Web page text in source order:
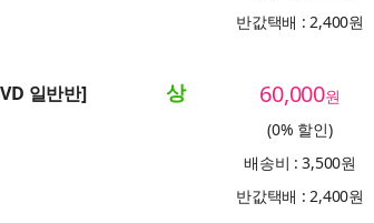
반값택배 : 2,400원
일반반] 상 60,000원
(0% 할인)
배송비 : 3,500원
반값택배 : 2,400원